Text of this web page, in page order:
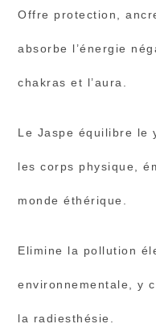
Offre protection,
absorbe l’énergie
chakras et l’aura.
Le Jaspe équilibre le
les corps physique,
monde éthérique.
Elimine la pollution
environnementale, y
la radiesthésie.